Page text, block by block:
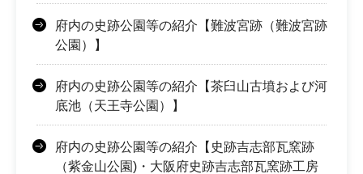
府内の史跡公園等の紹介【難波宮跡（難波宮跡
公園）】
府内の史跡公園等の紹介【茶臼山古墳および河
底池（天王寺公園）】
府内の史跡公園等の紹介【史跡吉志部瓦窯跡
（紫金山公園)・大阪府史跡吉志部瓦窯跡工房